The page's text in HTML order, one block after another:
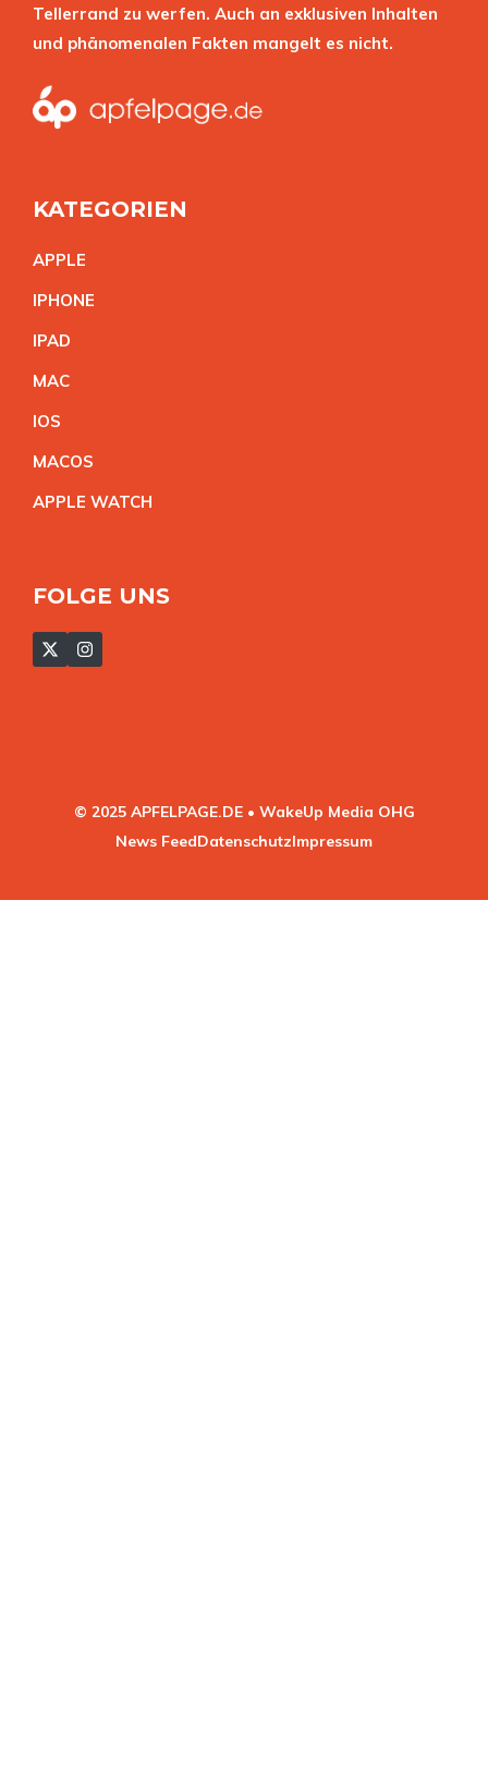
Tellerrand zu werfen. Auch an exklusiven Inhalten
und phänomenalen Fakten mangelt es nicht.
KATEGORIEN
APPLE
IPHONE
IPAD
MAC
IOS
MACOS
APPLE WATCH
FOLGE UNS
© 2025 APFELPAGE.DE • WakeUp Media OHG
News FeedDatenschutzImpressum